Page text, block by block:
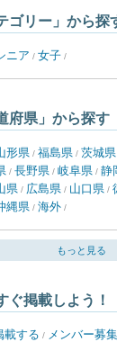
ゴリー」から探
ニア / 女子 /
府県」から探す
形県 / 福島県 / 茨城県
/ 長野県 / 岐阜県 / 静
県 / 広島県 / 山口県 /
縄県 / 海外 /
もっと見る
ぐ掲載しよう！
載する / メンバー募